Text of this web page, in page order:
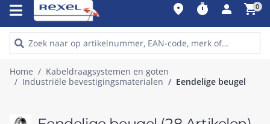
place timer person shopping_cart0
Home
Kabeldraagsystemen en goten
Industriële bevestigingsmaterialen
Eendelige beugel